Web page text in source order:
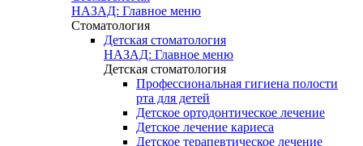
НАЗАД: Главное меню
Стоматология
Детская стоматология
НАЗАД: Главное меню
Детская стоматология
Профессиональная гигиена полости
рта для детей
Детское ортодонтическое лечение
Детское лечение кариеса
Детское терапевтическое лечение